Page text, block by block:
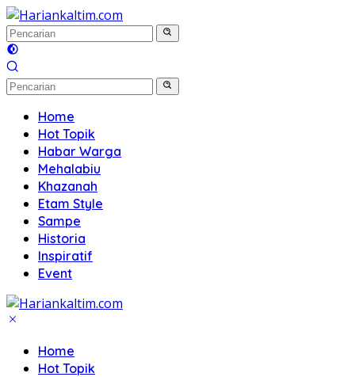
Langsung
ke
konten
Home
Hot Topik
Habar Warga
Mehalabiu
Khazanah
Etam Style
Sampe
Historia
Inspiratif
Event
Home
Hot Topik